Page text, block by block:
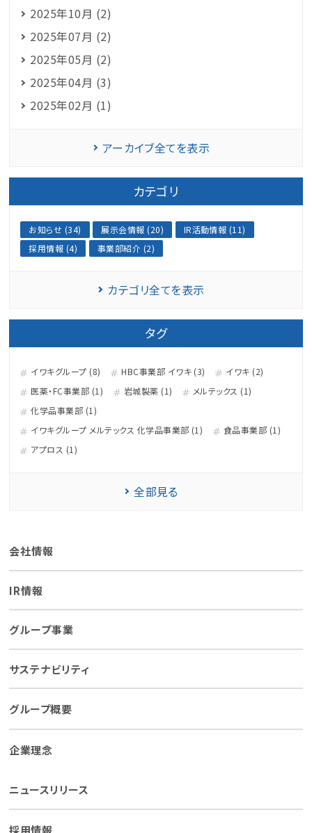
2025年10月 (2)
2025年07月 (2)
2025年05月 (2)
2025年04月 (3)
2025年02月 (1)
アーカイブ全てを表示
カテゴリ
お知らせ (34) 展示会情報 (20)
IR活動情報 (11)
採用情報 (4)
事業部紹介 (2)
カテゴリ全てを表示
タグ
イワキグループ (8) HBC事業部 イワキ (3)
イワキ (2)
医薬・FC事業部 (1)
岩城製薬 (1)
メルテックス (1)
化学品事業部 (1)
イワキグループ メルテックス 化学品事業部 (1)
食品事業部 (1)
アプロス (1)
全部見る
会社情報
IR情報
グループ事業
サステナビリティ
グループ概要
企業理念
ニュースリリース